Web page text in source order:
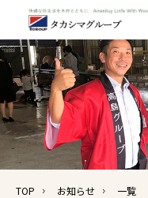
TOP お知らせ 一覧